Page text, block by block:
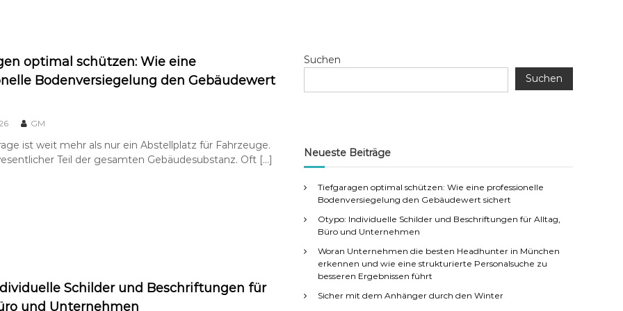
optimal schützen: Wie eine
Bodenversiegelung den Gebäudewert
GM
ist weit mehr als nur ein Abstellplatz für Fahrzeuge.
Teil der gesamten Gebäudesubstanz. Oft […]
Schilder und Beschriftungen für
und Unternehmen
Suchen
Suchen
Neueste Beiträge
Tiefgaragen optimal schützen: Wie eine professionelle
Bodenversiegelung den Gebäudewert sichert
Otypo: Individuelle Schilder und Beschriftungen für Alltag,
Büro und Unternehmen
Woran Unternehmen die besten Headhunter in München
erkennen und wie eine strukturierte Personalsuche zu
besseren Ergebnissen führt
Sicher mit dem Anhänger durch den Winter